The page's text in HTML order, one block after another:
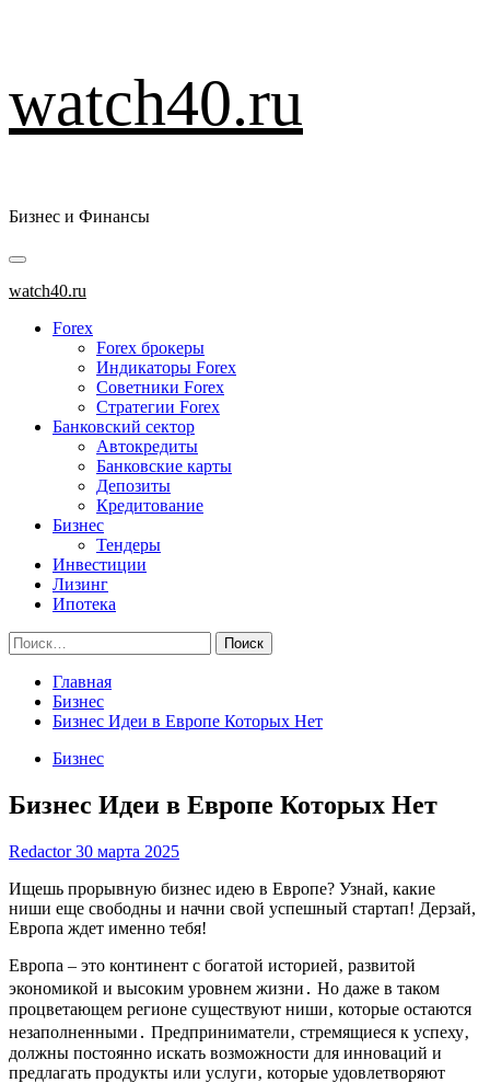
к
содержимому
watch40.ru
Бизнес и Финансы
Основное
меню
watch40.ru
Forex
Forex брокеры
Индикаторы Forex
Советники Forex
Стратегии Forex
Банковский сектор
Автокредиты
Банковские карты
Депозиты
Кредитование
Бизнес
Тендеры
Инвестиции
Лизинг
Ипотека
Найти:
Главная
Бизнес
Бизнес Идеи в Европе Которых Нет
Бизнес
Бизнес Идеи в Европе Которых Нет
Redactor30 марта 2025
Ищешь прорывную бизнес идею в Европе? Узнай, какие
ниши еще свободны и начни свой успешный стартап! Дерзай,
Европа ждет именно тебя!
Европа – это континент с богатой историей‚ развитой
экономикой и высоким уровнем жизни․ Но даже в таком
процветающем регионе существуют ниши‚ которые остаются
незаполненными․ Предприниматели‚ стремящиеся к успеху‚
должны постоянно искать возможности для инноваций и
предлагать продукты или услуги‚ которые удовлетворяют